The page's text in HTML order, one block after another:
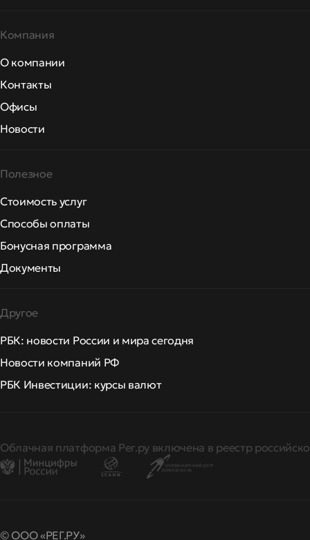
Компания
О компании
Контакты
Офисы
Новости
Полезное
Стоимость услуг
Способы оплаты
Бонусная программа
Документы
Другое
РБК: новости России и мира сегодня
Новости компаний РФ
РБК Инвестиции: курсы валют
Облачная платформа Рег.ру включена в реестр
© ООО «РЕГ.РУ»